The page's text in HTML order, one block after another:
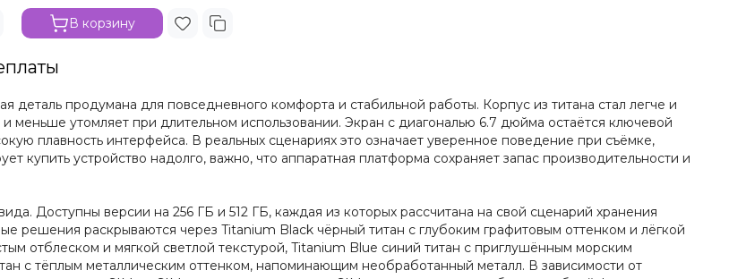
В корзину
продумана для повседневного комфорта и стабильной работы. Корпус из титана стал легче и
меньше утомляет при длительном использовании. Экран с диагональю 6.7 дюйма остаётся ключевой
плавность интерфейса. В реальных сценариях это означает уверенное поведение при съёмке,
купить устройство надолго, важно, что аппаратная платформа сохраняет запас производительности и
Доступны версии на 256 ГБ и 512 ГБ, каждая из которых рассчитана на свой сценарий хранения
решения раскрываются через Titanium Black чёрный титан с глубоким графитовым оттенком и лёгкой
отблеском и мягкой светлой текстурой, Titanium Blue синий титан с приглушённым морским
с тёплым металлическим оттенком, напоминающим необработанный металл. В зависимости от